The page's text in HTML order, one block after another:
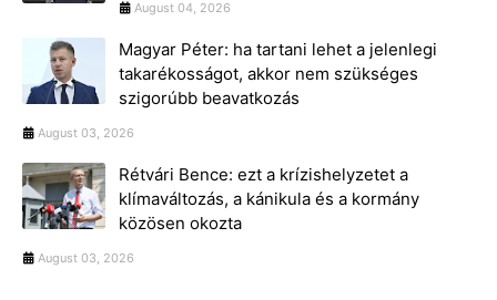
August 04, 2026
Magyar Péter: ha tartani lehet a jelenlegi
takarékosságot, akkor nem szükséges
szigorúbb beavatkozás
August 03, 2026
Rétvári Bence: ezt a krízishelyzetet a
klímaváltozás, a kánikula és a kormány
közösen okozta
August 03, 2026